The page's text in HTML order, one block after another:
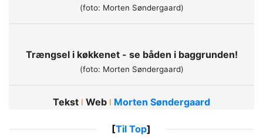
(foto: Morten Søndergaard)
Trængsel i køkkenet - se båden i baggrunden!
(foto: Morten Søndergaard)
Tekst ǀ Web ǀ Morten Søndergaard
[Til Top]